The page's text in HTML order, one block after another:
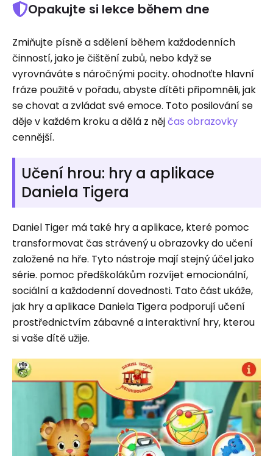
Opakujte si lekce během dne
Zmiňujte písně a sdělení během každodenních
činností, jako je čištění zubů, nebo když se
vyrovnáváte s náročnými pocity. ohodnoťte hlavní
fráze použité v pořadu, abyste dítěti připomněli, jak
se chovat a zvládat své emoce. Toto posilování se
děje v každém kroku a dělá z nějčas obrazovky
cennější.
Učení hrou: hry a aplikace
Daniela Tigera
Daniel Tiger má také hry a aplikace, které pomoc
transformovat čas strávený u obrazovky do učení
založené na hře. Tyto nástroje mají stejný účel jako
série. pomoc předškolákům rozvíjet emocionální,
sociální a každodenní dovednosti. Tato část ukáže,
jak hry a aplikace Daniela Tigera podporují učení
prostřednictvím zábavné a interaktivní hry, kterou
si vaše dítě užije.